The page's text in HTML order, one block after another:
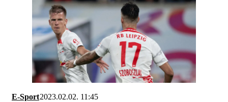
E-Sport2023.02.02. 11:45